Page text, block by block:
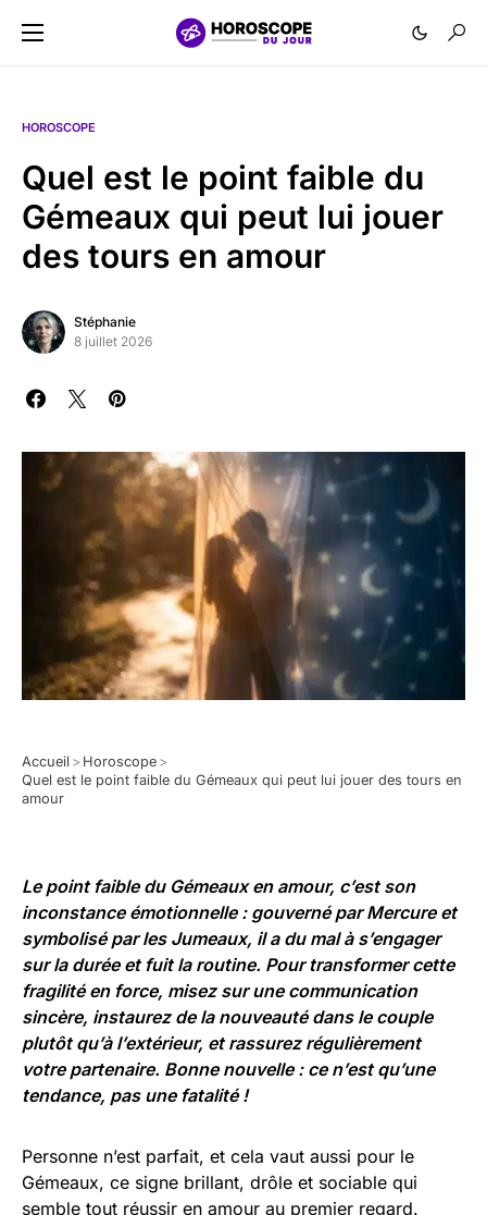
HOROSCOPE
Quel est le point faible du
Gémeaux qui peut lui jouer
des tours en amour
Stéphanie
8 juillet 2026
Accueil > Horoscope >
Quel est le point faible du Gémeaux qui peut lui jouer des tours en
amour
Le point faible du Gémeaux en amour, c’est son
inconstance émotionnelle : gouverné par Mercure et
symbolisé par les Jumeaux, il a du mal à s’engager
sur la durée et fuit la routine. Pour transformer cette
fragilité en force, misez sur une communication
sincère, instaurez de la nouveauté dans le couple
plutôt qu’à l’extérieur, et rassurez régulièrement
votre partenaire. Bonne nouvelle : ce n’est qu’une
tendance, pas une fatalité !
Personne n’est parfait, et cela vaut aussi pour le
Gémeaux, ce signe brillant, drôle et sociable qui
semble tout réussir en amour au premier regard.